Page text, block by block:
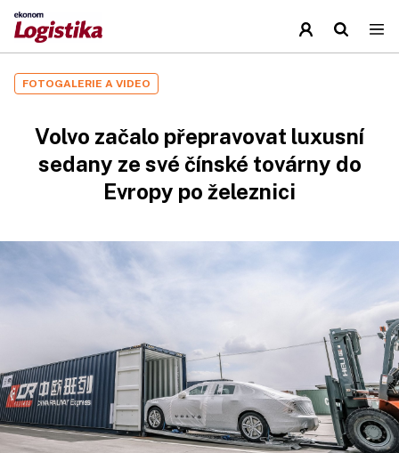
FOTOGALERIE A VIDEO
Volvo začalo přepravovat luxusní
sedany ze své čínské továrny do
Evropy po železnici